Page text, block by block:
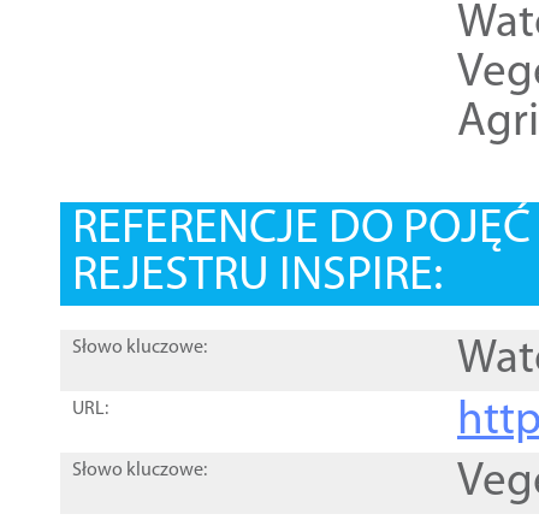
REFERENCJE DO
REJESTRU INSPIRE:
Słowo kluczowe:
URL:
Słowo kluczowe: